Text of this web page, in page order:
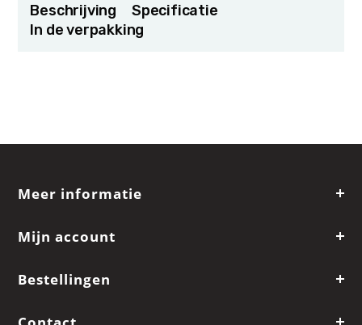
Beschrijving
Specificatie
In de verpakking
Meer informatie
Mijn account
Bestellingen